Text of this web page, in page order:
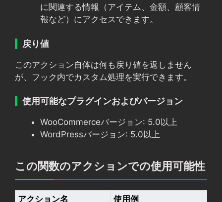
に関連する情報（アイテム、金額、顧客情
報など）にアクセスできます。
戻り値
このアクション自体は何も戻り値を返しません
が、フック内でカスタム処理を実行できます。
使用可能なプラグインおよびバージョン
WooCommerceバージョン: 5.0以上
WordPressバージョン: 5.0以上
この関数のアクションでの使用可能性
アクション名
使用例